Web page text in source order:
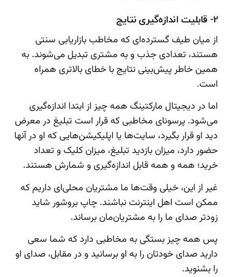
2- قابلیت اندازه‌گیری نتایج
از میان طیف گسترده‌ای که مخاطب بازاریابی سنتی
هستند، تعدادی جذب و به مشتری تبدیل می‌شوند. به
همین خاطر پیش‌بینی نتایج با خطای بالاتری همراه
است.
اما در دیجیتال مارکتینگ همه چیز از ابتدا اندازه‌گیری
می‌شود. پرسونای مخاطبی که قرار است تبلیغ در معرض
دید او قرار بگیرد، سایت‌ها یا اپلیکیشن‌هایی که او در آنها
حضور دارد، میزان بازدید تبلیغ، میزان کلیک و تعداد
خرید؛ همه و همه قابل اندازه‌گیری و شمارش هستند.
غیر از این، خیلی وقت‌ها ما مشتریان محلی‌ای داریم که
ممکن است اهل اینترنت نباشند. چاپ بروشور شاید
زودتر صدای ما را به مشتریان‌مان برساند.
پس همه چیز بستگی به مخاطبی دارد که شما سعی
دارید صدای خودتان را به او برسانید و در مقابل، صدای او
را بشنوید.